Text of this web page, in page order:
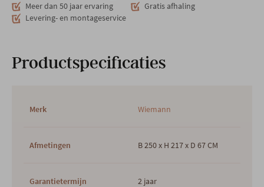
Meer dan 50 jaar ervaring
Gratis afhaling
Levering- en montageservice
Productspecificaties
Merk Wiemann
Afmetingen B 250 x H 217 x D 67 CM
Garantietermijn 2 jaar